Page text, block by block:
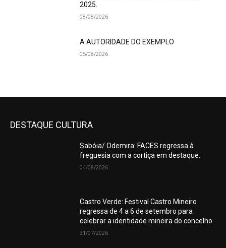
2025.
08/08/2026
A AUTORIDADE DO EXEMPLO
05/08/2026
DESTAQUE CULTURA
Sabóia/ Odemira: FACES regressa à
freguesia com a cortiça em destaque.
04/08/2026
Castro Verde: Festival Castro Mineiro
regressa de 4 a 6 de setembro para
celebrar a identidade mineira do concelho.
31/07/2026